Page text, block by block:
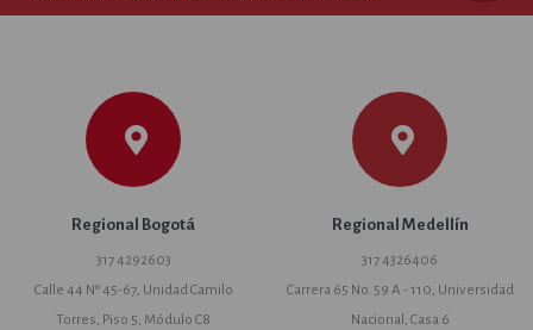
Regional Bogotá
317 4292603
Calle 44 Nº 45-67, Unidad Camilo
Torres, Piso 5, Módulo C8
Regional Medellín
317 4326406
Carrera 65 No. 59 A - 110, Universidad
Nacional, Casa 6